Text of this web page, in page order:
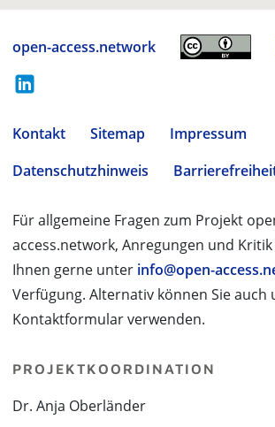
open-access.network
Kontakt Sitemap
Impressum
Datenschutzhinweis
Für allgemeine Fragen zum Projekt
access.network, Anregungen und
Ihnen gerne unter info@open-
Verfügung. Alternativ können Sie auch
Kontaktformular verwenden.
PROJEKTKOORDINATION
Dr. Anja Oberländer